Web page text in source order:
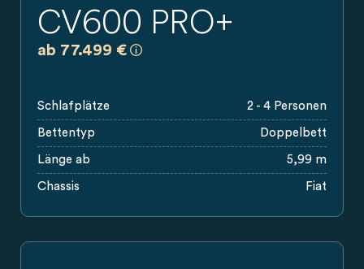
CV600 PRO+
ab 77.499 €
Schlafplätze 2 - 4 Personen
Bettentyp Doppelbett
Länge ab 5,99 m
Chassis Fiat